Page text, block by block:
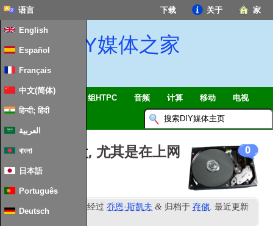
家
关于
下载
语言
English
Español
Français
中文(简体)
हिन्दी; हिंदी
العربية
বাংলা
日本語
Português
Deutsch
DIY媒体之家
智能家居 & 物联网 组HTPC 音频 计算 移动 电视
0
加快固态硬盘, 尤其是在上网
本
发表 11 十月 2009 经过乔恩·斯凯夫 & 归档于存储. 最近更新